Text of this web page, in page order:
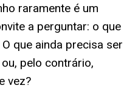
raramente é um
a perguntar: o que
que ainda precisa ser
pelo contrário,
vez?